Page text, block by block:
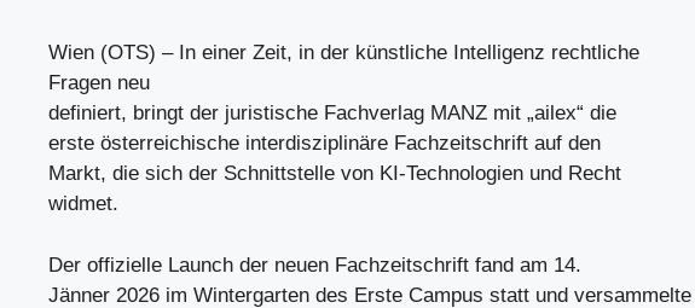
Wien (OTS) – In einer Zeit, in der künstliche Intelligenz rechtliche
Fragen neu
definiert, bringt der juristische Fachverlag MANZ mit „ailex“ die
erste österreichische interdisziplinäre Fachzeitschrift auf den
Markt, die sich der Schnittstelle von KI-Technologien und Recht
widmet.
Der offizielle Launch der neuen Fachzeitschrift fand am 14.
Jänner 2026 im Wintergarten des Erste Campus statt und versammelte